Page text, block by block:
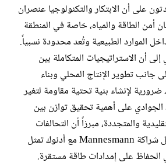
على أن الابتكار والتكنولوجيا عنصران
أمن الطاقة والمياه، خاصة في المنطقة
الموارد الطبيعية وتُعد محدودة نسبياً.
أن الاستراتيجيات المتكاملة بين
جانب تطوير الإنتاج المحلي وبناء
ضرورية لإنشاء بنية تحتية مقاومة لتغير
الجوادي على أهمية تحقيق توازن بين
والمتجددة، مبرزاً أن التحالفات
الاستراتيجية مثل شراكة Mannesmann مع أدنوك تمثل
الحفاظ على إمدادات طاقة مستقرة.